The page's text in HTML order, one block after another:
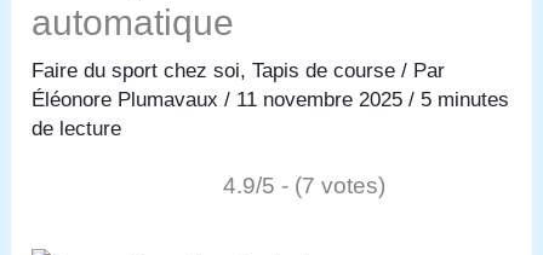
automatique
Faire du sport chez soi,Tapis de course / Par
Éléonore Plumavaux/ 11 novembre 2025/ 5 minutes
de lecture
4.9/5 - (7 votes)